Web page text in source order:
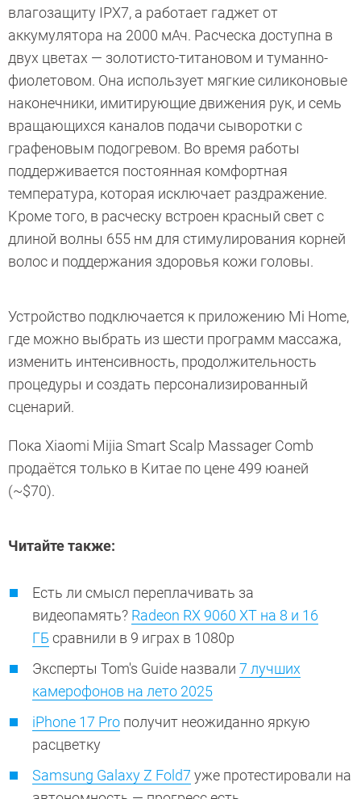
влагозащиту IPX7, а работает гаджет от
аккумулятора на 2000 мАч. Расческа доступна в
двух цветах — золотисто-титановом и туманно-
фиолетовом. Она использует мягкие силиконовые
наконечники, имитирующие движения рук, и семь
вращающихся каналов подачи сыворотки с
графеновым подогревом. Во время работы
поддерживается постоянная комфортная
температура, которая исключает раздражение.
Кроме того, в расческу встроен красный свет с
длиной волны 655 нм для стимулирования корней
волос и поддержания здоровья кожи головы.
Устройство подключается к приложению Mi Home,
где можно выбрать из шести программ массажа,
изменить интенсивность, продолжительность
процедуры и создать персонализированный
сценарий.
Пока Xiaomi Mijia Smart Scalp Massager Comb
продаётся только в Китае по цене 499 юаней
(~$70).
Читайте также:
Есть ли смысл переплачивать за
видеопамять? Radeon RX 9060 XT на 8 и 16
ГБ сравнили в 9 играх в 1080p
Эксперты Tom's Guide назвали 7 лучших
камерофонов на лето 2025
iPhone 17 Pro получит неожиданно яркую
расцветку
Samsung Galaxy Z Fold7 уже протестировали на